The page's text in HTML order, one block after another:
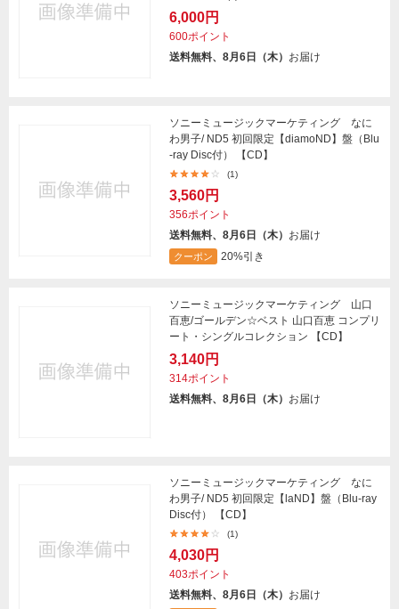
6,000円
600ポイント
送料無料、8月6日（木） お届け
ソニーミュージックマーケティング なに
わ男子/ ND5 初回限定【diamoND】盤（Blu
-ray Disc付） 【CD】
(1)
3,560円
356ポイント
送料無料、8月6日（木） お届け
クーポン 20%引き
ソニーミュージックマーケティング 山口
百恵/ゴールデン☆ベスト 山口百恵 コンプリ
ート・シングルコレクション 【CD】
3,140円
314ポイント
送料無料、8月6日（木） お届け
ソニーミュージックマーケティング なに
わ男子/ ND5 初回限定【laND】盤（Blu-ray
Disc付） 【CD】
(1)
4,030円
403ポイント
送料無料、8月6日（木） お届け